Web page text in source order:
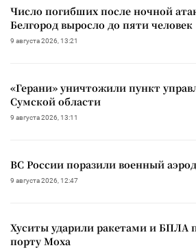
Число погибших после ночной
Белгород выросло до пяти человек
9 августа 2026, 13:21
«Герани» уничтожили пункт
Сумской области
9 августа 2026, 13:11
ВС России поразили военный
9 августа 2026, 12:47
Хуситы ударили ракетами и БПЛА
порту Моха